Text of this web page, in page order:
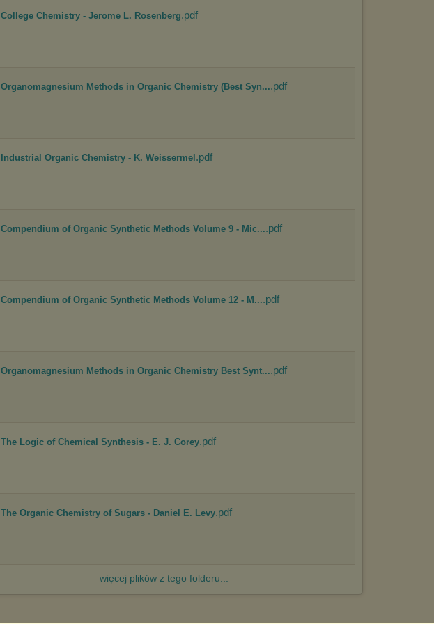
(dostosowanie reklam do Twoich potrzeb, analiza skuteczności działań
Istnieje możliwość zmiany ustawień przeglądarki internetowej w
http://chomikuj.pl/PolitykaPrywatnosci.aspx
College Chemistry - Jerome L. Rosenberg.pdf
Organomagnesium Methods in Organic Chemistry (Best Syn....pdf
Industrial Organic Chemistry - K. Weissermel .pdf
Compendium of Organic Synthetic Methods Volume 9 - Mic....pdf
Compendium of Organic Synthetic Methods Volume 12 - M....pdf
Organomagnesium Methods in Organic Chemistry Best Synt....pdf
The Logic of Chemical Synthesis - E. J. Corey.pdf
The Organic Chemistry of Sugars - Daniel E. Levy.pdf
więcej plików z tego folderu...